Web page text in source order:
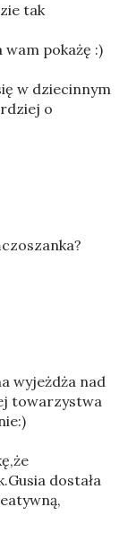
tak
wam pokażę :)
w dziecinnym
o
wyjeżdża nad
towarzystwa
dostała